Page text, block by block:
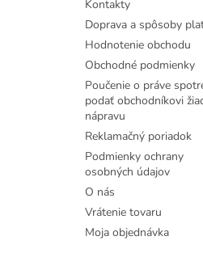
Kontakty
Doprava a spôsoby
Hodnotenie obchodu
Obchodné podmienky
Poučenie o práve
podať obchodníkovi
nápravu
Reklamačný poriadok
Podmienky ochrany
osobných údajov
O nás
Vrátenie tovaru
Moja objednávka